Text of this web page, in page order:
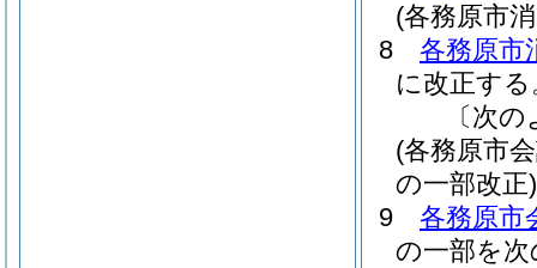
(各務原市
8
各務原市
に改正する
〔次
(各務原市
の一部改正)
9
各務原市
の一部を